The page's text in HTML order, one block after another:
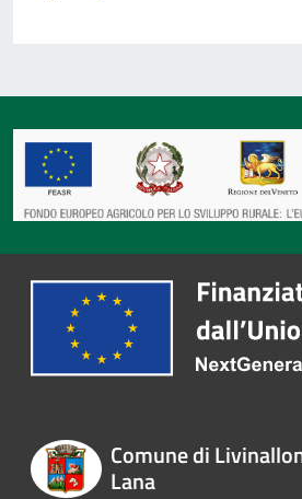
Comune di
Lana